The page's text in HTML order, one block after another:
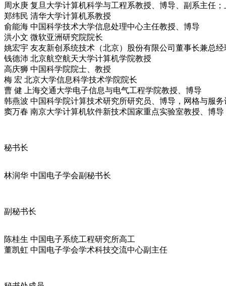
周水庚 复旦大学计算机科学与工程系教授、博导、副系主任
郑纬民 清华大学计算机系教授
俞能海 中国科学技术大学信息处理中心主任教授、博导
洪小文 微软亚洲研究院院长
姚宏宇 友友新创系统技术（北京）股份有限公司董事长兼总经
钱德沛 北京航空航天大学计算机学院教授
高庆狮 中国科学院院士、教授
梅 宏 北京大学信息科学技术学院院长
曹 健 上海交通大学电子信息与电气工程学院教授、博导
韩燕波 中国科学院计算技术研究所研究员、博导，网格与服
窦万春 南京大学计算机软件新技术国家重点实验室教授、博导
秘书长
林润华 中国电子学会副秘书长
副秘书长
陈桂生 中国电子系统工程研究所高工
董凯虹 中国电子学会学术科技交流中心副主任